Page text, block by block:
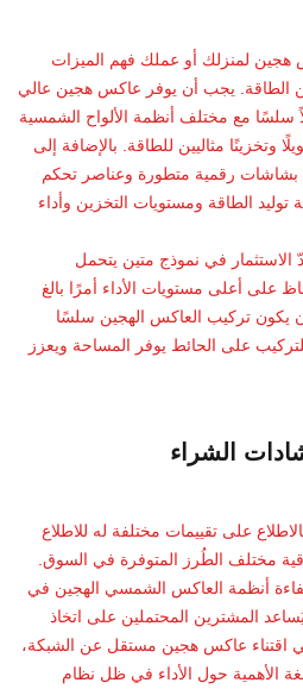
لمنزلك أو عملك فهم الميزات
من الطاقة. يجب أن يوفر عاكس هجين عالي
سلسًا مع مختلف أنظمة الألواح الشمسية
وتخزينًا مثاليين للطاقة. بالإضافة إلى
بشاشات رقمية متطورة وعناصر تحكم
الطاقة ومستويات التخزين وأداء
الاستثمار في نموذج متين يتحمل
على أعلى مستويات الأداء أمرًا بالغ
يكون تركيب العاكس الهجين سلسًا
على الحائط يوفر المساحة ويعزز
الشراء
على تقييمات مختلفة له للاطلاع
مختلف الطُرز المتوفرة في السوق.
أنظمة العاكس الشمسي الهجين في
المشترين المحتملين على اتخاذ
اقتناء عاكس هجين مستقل عن الشبكة،
الأهمية حول الأداء في ظل نظام